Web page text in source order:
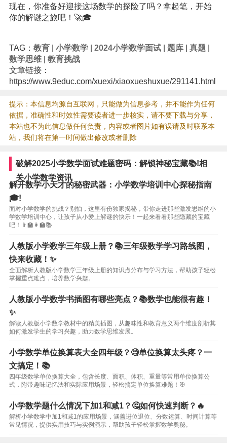
现在，你准备好迎接这场数学的探险了吗？拿起笔，开始
你的解谜之旅吧！🚀🎓
TAG： 教育| 小学数学| 2024小学数学面试| 题库| 真题|
数学思维| 教育挑战
文章链接：
https://www.9educ.com/xuexi/xiaoxueshuxue/291141.html
提示：本信息均源自互联网，只能做为信息参考，并不能作为任何
依据，准确性和时效性需要读者进一步核实，请不要下载与分享，
本站也不为此信息做任何负责，内容或者图片如有误请及时联系本
站，我们将在第一时间做出修改或者删除
破解2025小学数学面试难题密码：解锁神秘宝藏📚!相
关小学数学资讯
解开数学小天才的秘密武器：小学数学培训中心探秘指南
🎓!
面对小学数学的挑战？别怕，这里有份独家揭秘，带你走进那些激发思维的小
学数学培训中心，让孩子从小爱上解谜的快乐！一起来看看那些隐藏的宝藏
吧！👨‍🏫👩‍🏫📚
人教版小学数学三年级上册？📚三年级数学学习路线图，
快来收藏！✨
全面解析人教版小学数学三年级上册的知识点分布与学习方法，帮助孩子轻松
掌握重点难点，培养数学兴趣。
人教版小学数学书插图有哪些亮点？📚数学也能很有趣！
✨
解读人教版小学数学教材中的精美插图，从趣味性和教育意义两个维度剖析其
如何激发学生的学习兴趣，助力数学思维发展。
小学数学单位换算表大全四年级？🧐单位换算太头疼？一
文搞定！📚
四年级数学单位换算大全，包含长度、面积、体积、重量等常用单位换算公
式，附带趣味记忆法和实际应用场景，轻松搞定单位换算难题！🎯
小学数学题什么情况下加1和减1？🤔如何快速判断？🔥
解析小学数学中加1和减1的应用场景，涵盖进位退位、分数运算、时间计算等
常见情况，提供实用技巧与实例演示，帮助孩子轻松掌握数学奥秘。